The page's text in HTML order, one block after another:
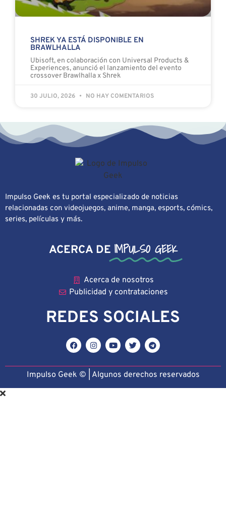
SHREK YA ESTÁ DISPONIBLE EN
BRAWLHALLA
Ubisoft, en colaboración con Universal Products &
Experiences, anunció el lanzamiento del evento
crossover Brawlhalla x Shrek
30 JULIO, 2026 NO HAY COMENTARIOS
Impulso Geek es tu portal especializado de noticias
relacionadas con videojuegos, anime, manga, esports, cómics,
series, películas y más.
ACERCA DE IMPULSO GEEK
Acerca de nosotros
Publicidad y contrataciones
REDES SOCIALES
Impulso Geek © | Algunos derechos reservados